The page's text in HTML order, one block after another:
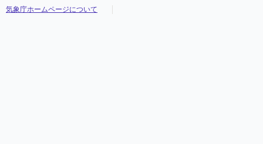
気象庁ホームページについて